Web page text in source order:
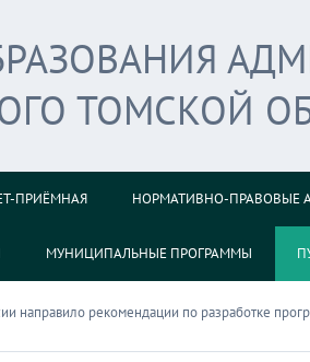
ТОМСКОЙ
ПРИЁМНАЯ НОРМАТИВНО-ПРАВОВЫЕ
МУНИЦИПАЛЬНЫЕ ПРОГРАММЫ
направило рекомендации по разработке